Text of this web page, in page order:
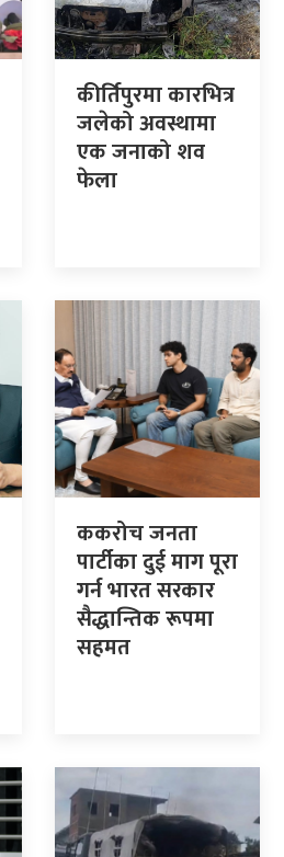
कीर्तिपुरमा कारभित्र
जलेको अवस्थामा
एक जनाको शव
फेला
ककरोच जनता
पार्टीका दुई माग पूरा
गर्न भारत सरकार
सैद्धान्तिक रूपमा
सहमत